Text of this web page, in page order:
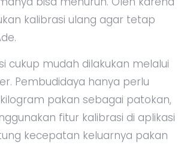
kalibrasi ulang agar tetap
cukup mudah dilakukan melalui
Pembudidaya hanya perlu
pakan sebagai patokan,
fitur kalibrasi di aplikasi
kecepatan keluarnya pakan